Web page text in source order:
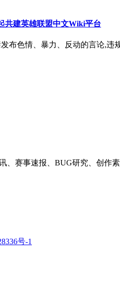
共建英雄联盟中文Wiki平台
布色情、暴力、反动的言论,违
、赛事速报、BUG研究、创作
号-1